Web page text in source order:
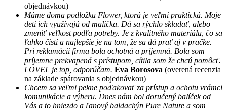
objednávkou)
Máme doma podložku Flower, ktorá je veľmi praktická. Moje
deti ich využívajú od malička. Dá sa rýchlo skladať, alebo
zmeniť veľkost podľa potreby. Je z kvalitného materiálu, čo sa
ľahko čistí a najlepšie je na tom, že sa dá prať aj v pračke.
Pri reklamácii firma bola ochotná a príjemná. Bola som
príjemne prekvapená s prístupom, cítila som že chcú pomôcť.
LOVEL je top, odporúčam. Eva Borosova (overená recenzia
na základe spárovania s objednávkou)
Chcem sa veľmi pekne poďakovať za prístup a ochotu vrámci
komunikácie a výberu. Dnes nám bol doručený balíček od
Vás a to hniezdo a ľanový baldachýn Pure Nature a som